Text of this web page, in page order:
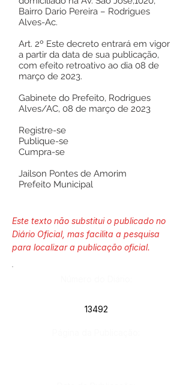
Bairro Dario Pereira – Rodrigues
Alves-Ac.
Art. 2º Este decreto entrará em vigor
a partir da data de sua publicação,
com efeito retroativo ao dia 08 de
março de 2023.
Gabinete do Prefeito, Rodrigues
Alves/AC, 08 de março de 2023
Registre-se
Publique-se
Cumpra-se
Jailson Pontes de Amorim
Prefeito Municipal
Este texto não substitui o publicado no
Diário Oficial, mas facilita a pesquisa
para localizar a publicação oficial.
13492